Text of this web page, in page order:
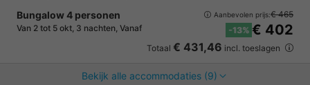
Bungalow 4 personen
Van 2 tot 5 okt, 3 nachten, Vanaf
Aanbevolen prijs:€ 465
-13% € 402
Totaal € 431,46 incl. toeslagen
Bekijk alle accommodaties (9)